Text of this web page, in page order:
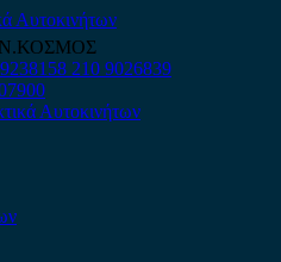
210 9026839